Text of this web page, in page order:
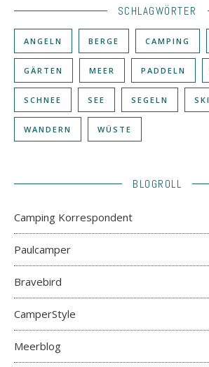
SCHLAGWÖRTER
ANGELN BERGE CAMPING
GÄRTEN MEER PADDELN
SCHNEE SEE SEGELN SKI
WANDERN WÜSTE
BLOGROLL
Camping Korrespondent
Paulcamper
Bravebird
CamperStyle
Meerblog